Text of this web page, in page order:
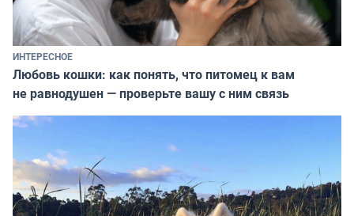
ИНТЕРЕСНОЕ
Любовь кошки: как понять, что питомец к вам
не равнодушен — проверьте вашу с ним связь